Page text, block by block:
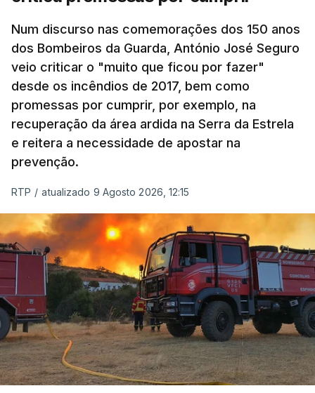
Num discurso nas comemorações dos 150 anos
dos Bombeiros da Guarda, António José Seguro
veio criticar o "muito que ficou por fazer"
desde os incêndios de 2017, bem como
promessas por cumprir, por exemplo, na
recuperação da área ardida na Serra da Estrela
e reitera a necessidade de apostar na
prevenção.
RTP / atualizado 9 Agosto 2026, 12:15